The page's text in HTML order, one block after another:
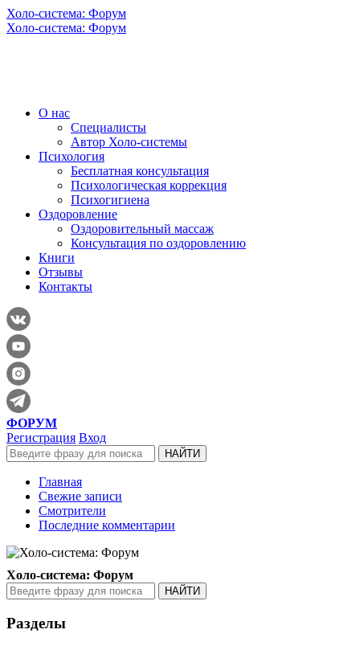
Холо-система: Форум
Холо-система: Форум
О нас
Специалисты
Автор Холо-системы
Психология
Бесплатная консультация
Психологическая коррекция
Психогигиена
Оздоровление
Оздоровительный массаж
Консультация по оздоровлению
Книги
Отзывы
Контакты
ФОРУМ
Регистрация Вход
Главная
Свежие записи
Смотрители
Последние комментарии
Холо-система: Форум
Разделы